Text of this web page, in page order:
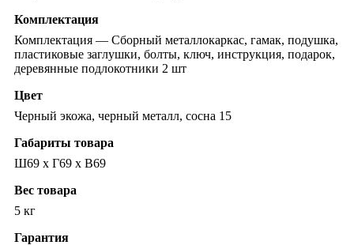
Комплектация
Комплектация — Сборный металлокаркас, гамак, подушка,
пластиковые заглушки, болты, ключ, инструкция, подарок,
деревянные подлокотники 2 шт
Цвет
Черный экожа, черный металл, сосна 15
Габариты товара
Ш69 х Г69 х В69
Вес товара
5 кг
Гарантия